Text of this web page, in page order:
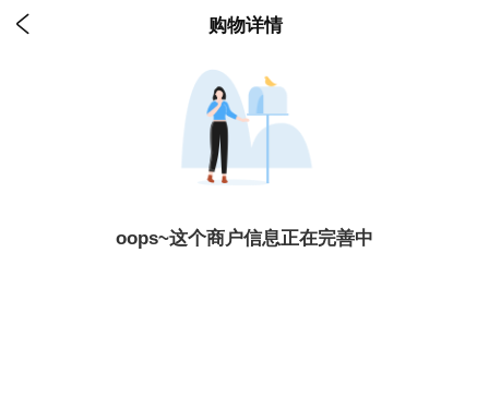
 购物详情
oops~这个商户信息正在完善中